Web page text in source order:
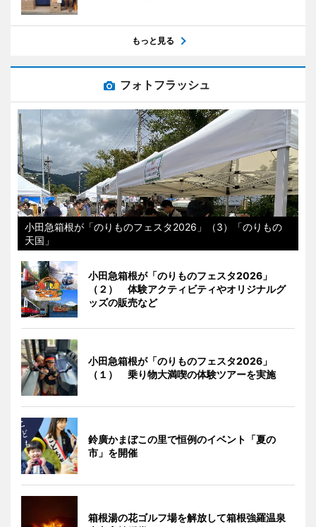
もっと見る
フォトフラッシュ
小田急箱根が「のりものフェスタ2026」（3）「のりもの
天国」
小田急箱根が「のりものフェスタ2026」
（２） 体験アクティビティやオリジナルグ
ッズの販売など
小田急箱根が「のりものフェスタ2026」
（１） 乗り物大満喫の体験ツアーを実施
鈴廣かまぼこの里で恒例のイベント「夏の
市」を開催
箱根湯の花ゴルフ場を解放して箱根強羅温泉